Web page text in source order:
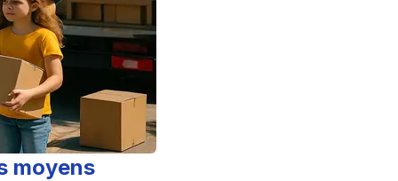
moyens